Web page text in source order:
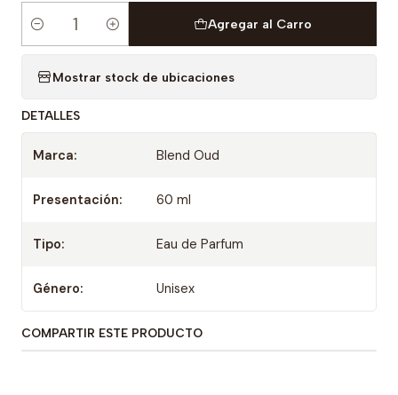
Cantidad
Agregar al Carro
Mostrar stock de ubicaciones
DETALLES
Marca: Blend Oud
Presentación: 60 ml
Tipo: Eau de Parfum
Género: Unisex
COMPARTIR ESTE PRODUCTO